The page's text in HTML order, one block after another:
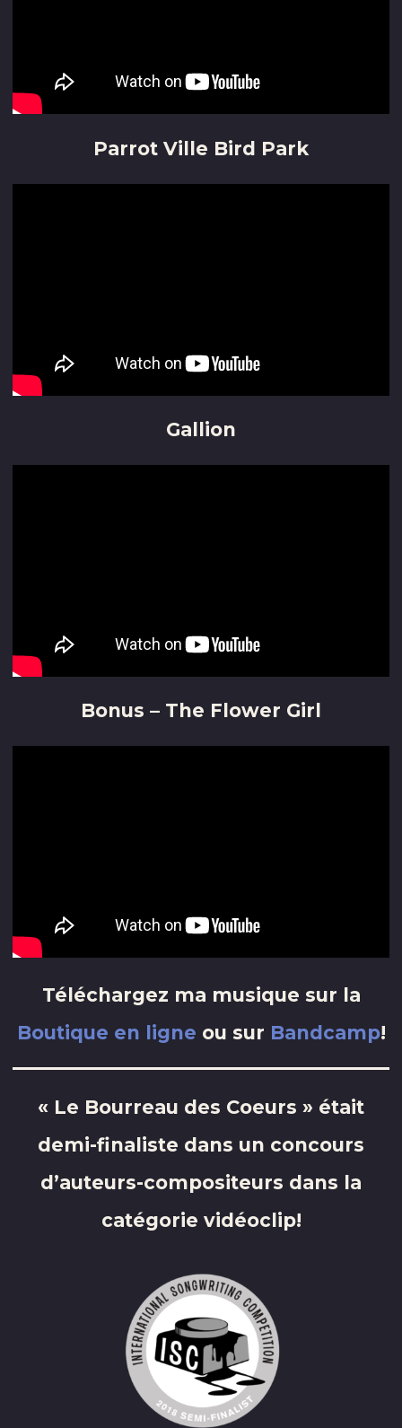
Parrot Ville Bird Park
Gallion
Bonus – The Flower Girl
Téléchargez ma musique sur la
Boutique en ligne ou sur Bandcamp!
« Le Bourreau des Coeurs » était
demi-finaliste dans un concours
d’auteurs-compositeurs dans la
catégorie vidéoclip!